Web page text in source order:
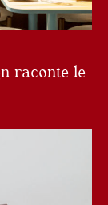
raconte le